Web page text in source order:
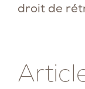
droit de